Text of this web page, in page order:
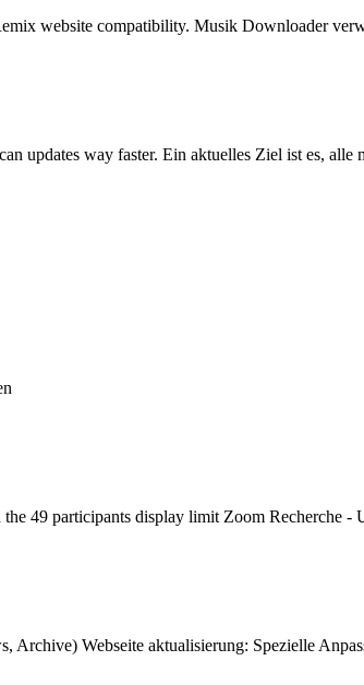
website compatibility. Musik Downloader
updates way faster. Ein aktuelles Ziel ist es, alle
49 participants display limit Zoom Recherche -
Archive) Webseite aktualisierung: Spezielle